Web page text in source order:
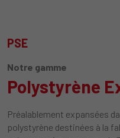
PSE
Notre gamme
Polystyrène
Préalablement expansées
polystyrène destinées à la